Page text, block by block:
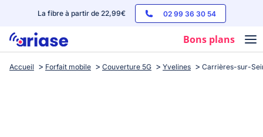
La fibre à partir de 22,99€ 02 99 36 30 54
Bons plans
Box internet
Accueil Forfait mobile Couverture 5G Yvelines Carrières-sur-